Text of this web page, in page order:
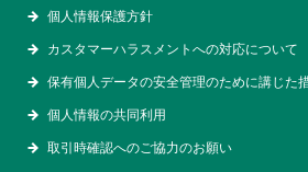
個人情報保護方針
カスタマーハラスメントへの対応について
保有個人データの安全管理のために講じた
個人情報の共同利用
取引時確認へのご協力のお願い